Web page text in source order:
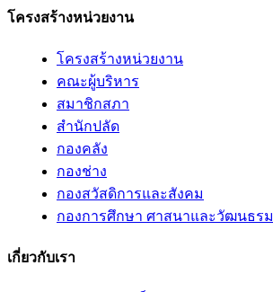
โครงสร้างหน่วยงาน
โครงสร้างหน่วยงาน
คณะผู้บริหาร
สมาชิกสภา
สำนักปลัด
กองคลัง
กองช่าง
กองสวัสดิการและสังคม
กองการศึกษา ศาสนาและวัฒนธรม
เกี่ยวกับเรา